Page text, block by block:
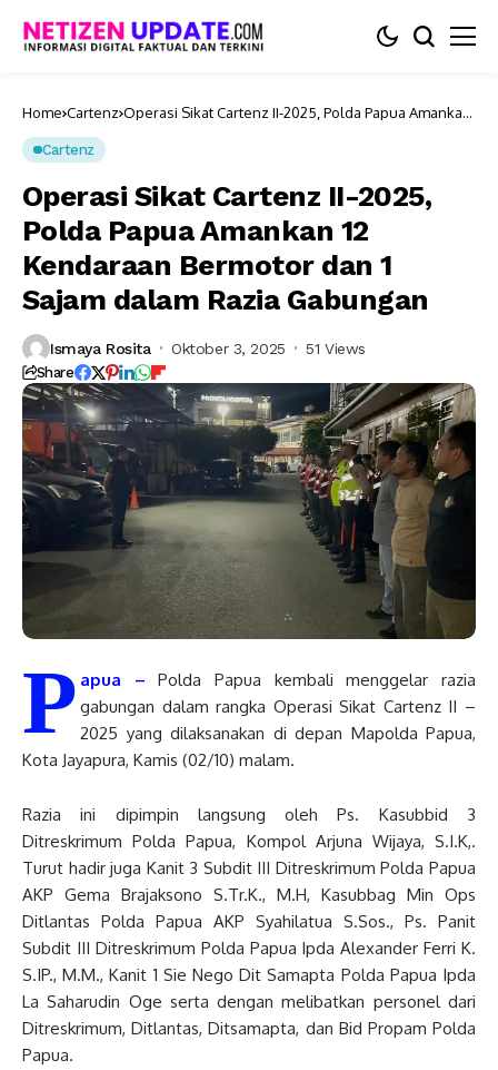
Home Cartenz Operasi Sikat Cartenz II-2025, Polda Papua Amankan
Cartenz
Operasi Sikat Cartenz II-2025,
Polda Papua Amankan 12
Kendaraan Bermotor dan 1
Sajam dalam Razia Gabungan
Ismaya Rosita Oktober 3, 2025 51 Views
Share
P apua –
Polda Papua kembali menggelar razia
gabungan dalam rangka Operasi Sikat Cartenz II –
2025 yang dilaksanakan di depan Mapolda Papua,
Kota Jayapura, Kamis (02/10) malam.
Razia ini dipimpin langsung oleh Ps. Kasubbid 3
Ditreskrimum Polda Papua, Kompol Arjuna Wijaya, S.I.K,.
Turut hadir juga Kanit 3 Subdit III Ditreskrimum Polda Papua
AKP Gema Brajaksono S.Tr.K., M.H, Kasubbag Min Ops
Ditlantas Polda Papua AKP Syahilatua S.Sos., Ps. Panit
Subdit III Ditreskrimum Polda Papua Ipda Alexander Ferri K.
S.IP., M.M., Kanit 1 Sie Nego Dit Samapta Polda Papua Ipda
La Saharudin Oge serta dengan melibatkan personel dari
Ditreskrimum, Ditlantas, Ditsamapta, dan Bid Propam Polda
Papua.